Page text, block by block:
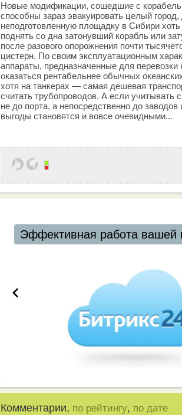
Новые модификации, сошедшие с
способны зараз эвакуировать целый город,
неподготовленную площадку в Сибири
поднять со дна затонувший корабль или
после разового опорожнения почти
цистерн. По своим эксплуатационным
аппараты, предназначенные для перевозки
оказаться рентабельнее обычных
хотя на танкерах — самая дешевая
считать трубопроводов. А если учитывать
не до порта, а непосредственно до
выгоды становятся и вовсе очевидными...
Эффективная работа вашей
Комментарии, по рейтингу, по дате